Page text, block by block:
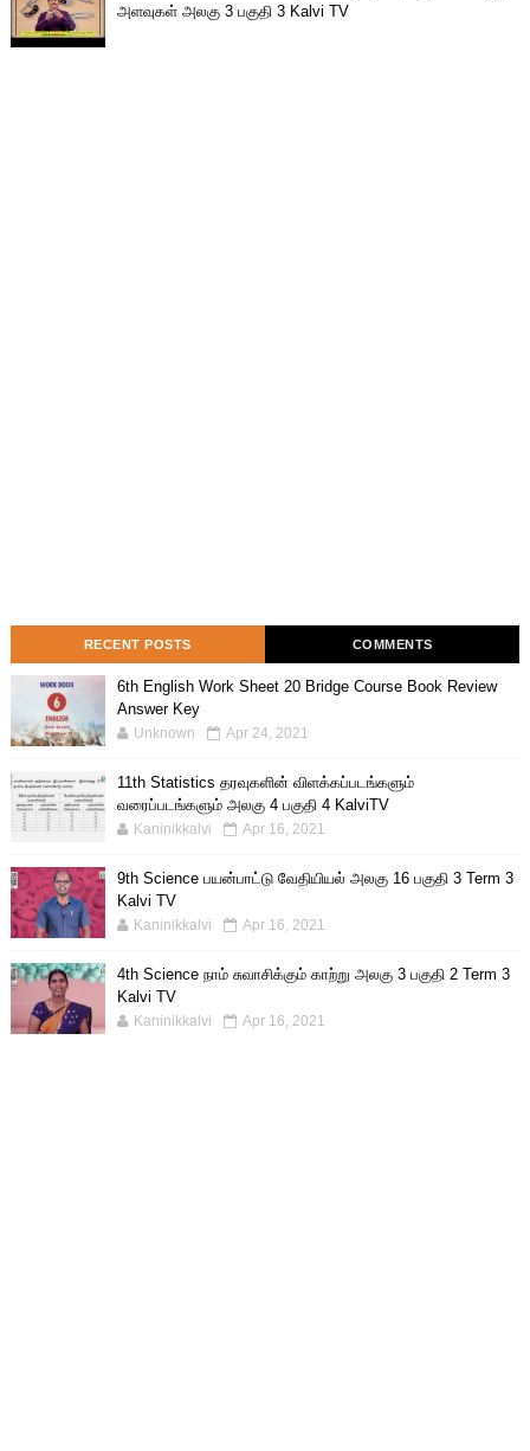
அளவுகள் அலகு 3 பகுதி 3 Kalvi TV
RECENT POSTS COMMENTS
6th English Work Sheet 20 Bridge Course Book Review
Answer Key
Unknown Apr 24, 2021
11th Statistics தரவுகளின் விளக்கப்படங்களும்
வரைப்படங்களும் அலகு 4 பகுதி 4 KalviTV
Kaninikkalvi Apr 16, 2021
9th Science பயன்பாட்டு வேதியியல் அலகு 16 பகுதி 3 Term 3
Kalvi TV
Kaninikkalvi Apr 16, 2021
4th Science நாம் சுவாசிக்கும் காற்று அலகு 3 பகுதி 2 Term 3
Kalvi TV
Kaninikkalvi Apr 16, 2021